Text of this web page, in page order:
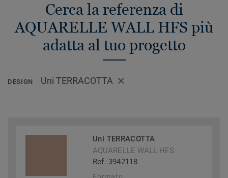
Cerca la referenza di
AQUARELLE WALL HFS più
adatta al tuo progetto
DESIGN Uni TERRACOTTA
Uni TERRACOTTA
AQUARELLE WALL HFS
Ref. 3942118